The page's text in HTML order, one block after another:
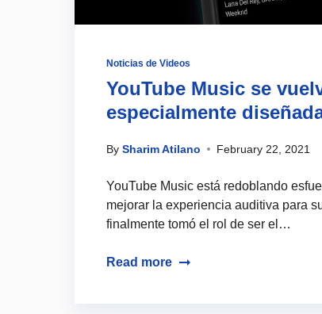
Noticias de Videos
YouTube Music se
especialmente
By Sharim Atilano February 22, 2021
YouTube Music está redoblando
mejorar la experiencia auditiva para
finalmente tomó el rol de ser el…
Read more